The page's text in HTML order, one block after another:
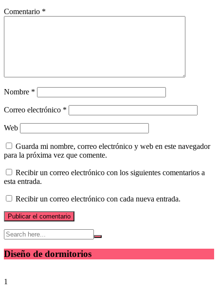
Comentario *
Nombre *
Correo electrónico *
Web
Guarda mi nombre, correo electrónico y web en este navegador
para la próxima vez que comente.
Recibir un correo electrónico con los siguientes comentarios a
esta entrada.
Recibir un correo electrónico con cada nueva entrada.
Diseño de dormitorios
1